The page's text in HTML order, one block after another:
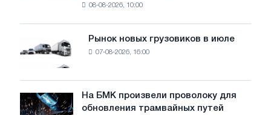
фотоэлектрическую
целей
обезуглероживания
08-08-2026, 10:00
Рынок
новых
грузовиков
в
июле
Рынок новых грузовиков в июле
07-08-2026, 16:00
На
БМК
На БМК произвели проволоку для
обновления трамвайных путей